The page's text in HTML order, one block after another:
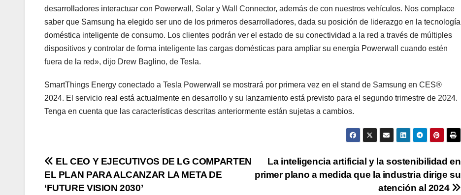
desarrolladores interactuar con Powerwall, Solar y Wall Connector, además de con nuestros vehículos. Nos complace
saber que Samsung ha elegido ser uno de los primeros desarrolladores, dada su posición de liderazgo en la tecnología
doméstica inteligente de consumo. Los clientes podrán ver el estado de su conectividad a la red a través de múltiples
dispositivos y controlar de forma inteligente las cargas domésticas para ampliar su energía Powerwall cuando estén
fuera de la red», dijo Drew Baglino, de Tesla.
SmartThings Energy conectado a Tesla Powerwall se mostrará por primera vez en el stand de Samsung en CES®
2024. El servicio real está actualmente en desarrollo y su lanzamiento está previsto para el segundo trimestre de 2024.
Tenga en cuenta que las características descritas anteriormente están sujetas a cambios.
Navegación
de
La inteligencia artificial y la sostenibilidad en
primer plano a medida que la industria dirige su
atención al 2024
EL CEO Y EJECUTIVOS DE LG COMPARTEN
EL PLAN PARA ALCANZAR LA META DE
‘FUTURE VISION 2030’